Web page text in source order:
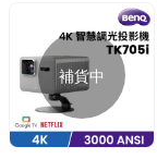
補貨中